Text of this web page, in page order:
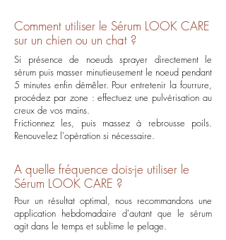
Comment utiliser le Sérum LOOK CARE
sur un chien ou un chat ?
Si présence de noeuds sprayer directement le
sérum puis masser minutieusement le noeud pendant
5 minutes enfin démêler. Pour entretenir la fourrure,
procédez par zone : effectuez une pulvérisation au
creux de vos mains.
Frictionnez les, puis massez à rebrousse poils.
Renouvelez l'opération si nécessaire.
A quelle fréquence dois-je utiliser le
Sérum LOOK CARE ?
Pour un résultat optimal, nous recommandons une
application hebdomadaire d'autant que le sérum
agit dans le temps et sublime le pelage.